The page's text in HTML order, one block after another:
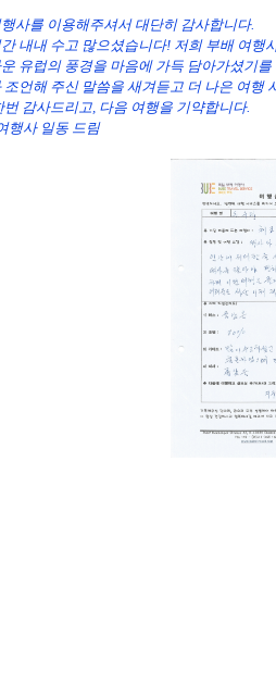
사를 이용해주셔서 대단히 감사합니다.
내내 수고 많으셨습니다! 저희 부배 여행
유럽의 풍경을 마음에 가득 담아가셨기를
조언해 주신 말씀을 새겨듣고 더 나은 여행
번 감사드리고, 다음 여행을 기약합니다.
행사 일동 드림